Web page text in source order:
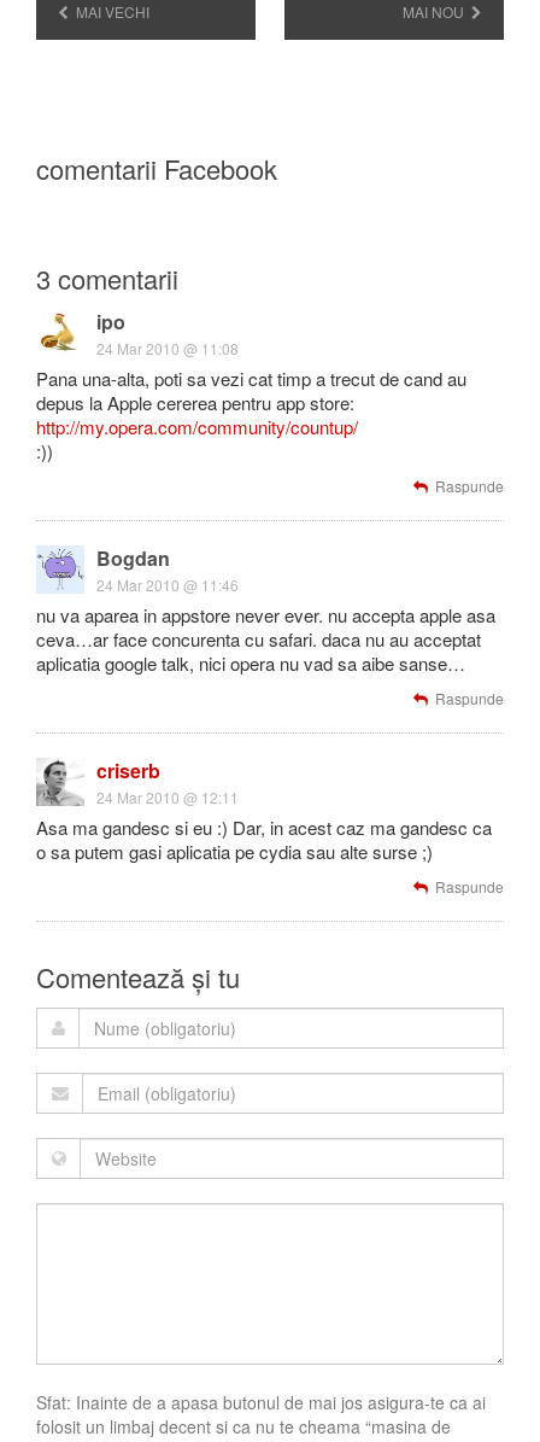
MAI VECHI MAI NOU
comentarii Facebook
3 comentarii
ipo
24 Mar 2010 @ 11:08
Pana una-alta, poti sa vezi cat timp a trecut de cand au
depus la Apple cererea pentru app store:
http://my.opera.com/community/countup/
:))
Raspunde
Bogdan
24 Mar 2010 @ 11:46
nu va aparea in appstore never ever. nu accepta apple asa
ceva…ar face concurenta cu safari. daca nu au acceptat
aplicatia google talk, nici opera nu vad sa aibe sanse…
Raspunde
criserb
24 Mar 2010 @ 12:11
Asa ma gandesc si eu :) Dar, in acest caz ma gandesc ca
o sa putem gasi aplicatia pe cydia sau alte surse ;)
Raspunde
Comentează și tu
Sfat: Inainte de a apasa butonul de mai jos asigura-te ca ai
folosit un limbaj decent si ca nu te cheama “masina de